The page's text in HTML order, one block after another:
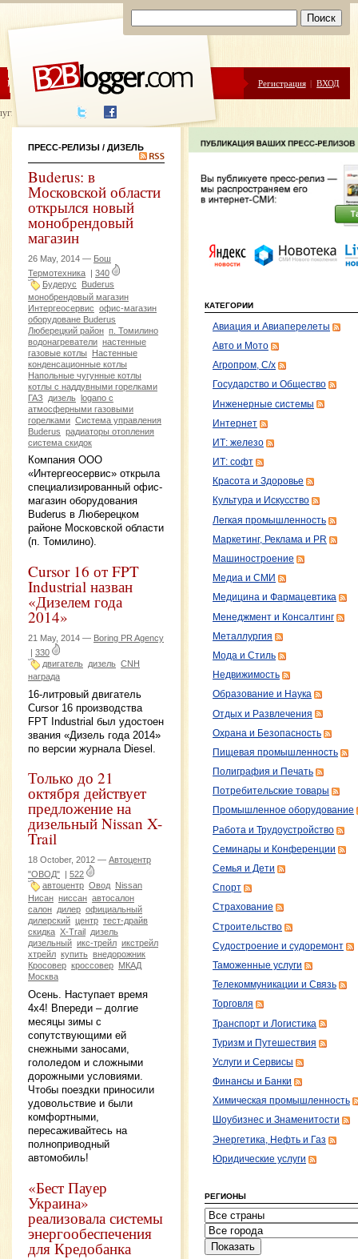
ЦЕНЫ ПОМОЩЬ Регистрация | ВХОД
написания
ПРЕСС-РЕЛИЗЫ / ДИЗЕЛЬ
Buderus: в
Московской области
открылся новый
монобрендовый
магазин
26 May, 2014 — Бош
Термотехника | 340
Будерус
Buderus
монобрендовый магазин
Интергеосервис офис-магазин
оборудоване Buderus
Люберецкий район п. Томилино
водонагреватели настенные
газовые котлы
Настенные
конденсационные котлы
Напольные чугунные котлы
котлы с наддувными горелками
ГАЗ
дизель logano c
атмосферными газовыми
горелками Система управления
Buderus радиаторы отопления
система скидок
Компания ООО
«Интергеосервис» открыла
специализированный офис-
магазин оборудования
Buderus в Люберецком
районе Московской области
(п. Томилино).
Cursor 16 от FPT
Industrial назван
«Дизелем года
2014»
21 May, 2014 — Boring PR Agency
| 330
двигатель дизель CNH
награда
16-литровый двигатель
Cursor 16 производства
FPT Industrial был удостоен
звания «Дизель года 2014»
по версии журнала Diesel.
Только до 21
октября действует
предложение на
дизельный Nissan X-
Trail
18 October, 2012 — Автоцентр
"ОВОД"
522
автоцентр Овод Nissan
Нисан ниссан автосалон
салон дилер официальный
дилерский центр тест-драйв
скидка X-Trail
дизель
дизельный икс-трейл икстрейл
хтрейл купить внедорожник
Кросовер кроссовер МКАД
Москва
Осень. Наступает время
4х4! Впереди – долгие
месяцы зимы с
сопутствующими ей
снежными заносами,
гололедом и сложными
дорожными условиями.
Чтобы поездки приносили
удовольствие и были
комфортными,
пересаживайтесь на
полноприводный
автомобиль!
«Бест Пауер
Украина»
реализовала системы
энергообеспечения
для Кредобанка
КАТЕГОРИИ
Авиация и Авиаперелеты
Авто и Мото
Агропром, С/х
Государство и Общество
Инженерные системы
Интернет
ИТ: железо
ИТ: софт
Красота и Здоровье
Культура и Искусство
Легкая промышленность
Маркетинг, Реклама и PR
Машиностроение
Медиа и СМИ
Медицина и Фармацевтика
Менеджмент и Консалтинг
Металлургия
Мода и Стиль
Недвижимость
Образование и Наука
Отдых и Развлечения
Охрана и Безопасность
Пищевая промышленность
Полиграфия и Печать
Потребительские товары
Промышленное оборудование
Работа и Трудоустройство
Семинары и Конференции
Семья и Дети
Спорт
Страхование
Строительство
Судостроение и судоремонт
Таможенные услуги
Телекоммуникации и Связь
Торговля
Транспорт и Логистика
Туризм и Путешествия
Услуги и Сервисы
Финансы и Банки
Химическая промышленность
Шоубизнес и Знаменитости
Энергетика, Нефть и Газ
Юридические услуги
РЕГИОНЫ